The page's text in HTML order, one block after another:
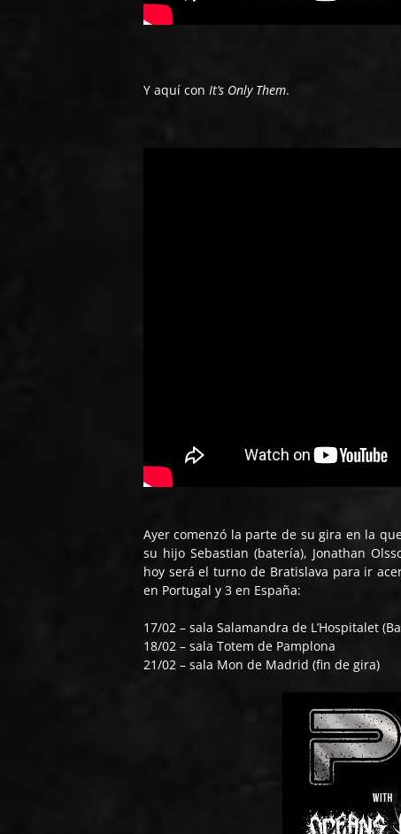
Y aquí con It’s Only Them.
Ayer comenzó la parte de su gira en la
su hijo Sebastian (batería), Jonathan
hoy será el turno de Bratislava para ir
en Portugal y 3 en España:
17/02 – sala Salamandra de L’Hospitalet
18/02 – sala Totem de Pamplona
21/02 – sala Mon de Madrid (fin de gira)